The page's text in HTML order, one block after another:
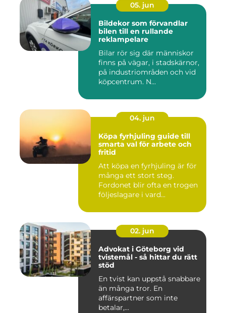
05. jun
Bildekor som förvandlar
bilen till en rullande
reklampelare
Bilar rör sig där människor
finns på vägar, i stadskärnor,
på industriområden och vid
köpcentrum. N...
04. jun
Köpa fyrhjuling guide till
smarta val för arbete och
fritid
Att köpa en fyrhjuling är för
många ett stort steg.
Fordonet blir ofta en trogen
följeslagare i vard...
02. jun
Advokat i Göteborg vid
tvistemål - så hittar du rätt
stöd
En tvist kan uppstå snabbare
än många tror. En
affärspartner som inte
betalar,...